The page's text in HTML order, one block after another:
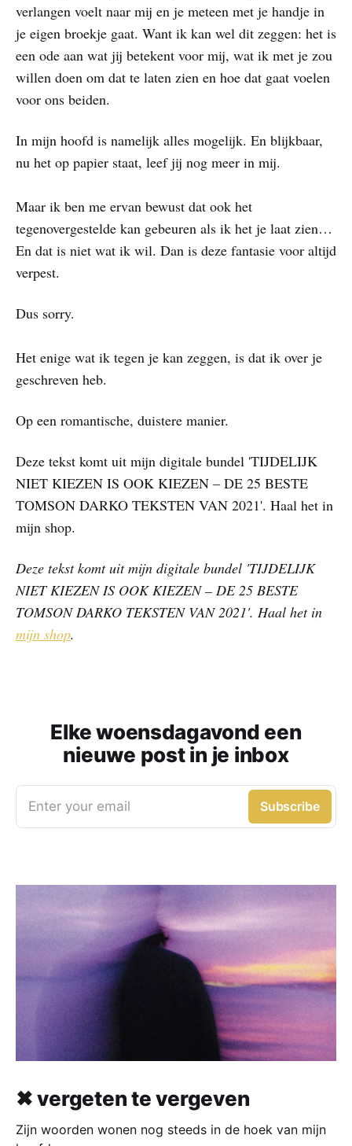
verlangen voelt naar mij en je meteen met je handje in
je eigen broekje gaat. Want ik kan wel dit zeggen: het is
een ode aan wat jij betekent voor mij, wat ik met je zou
willen doen om dat te laten zien en hoe dat gaat voelen
voor ons beiden.
In mijn hoofd is namelijk alles mogelijk. En blijkbaar,
nu het op papier staat, leef jij nog meer in mij.
Maar ik ben me ervan bewust dat ook het
tegenovergestelde kan gebeuren als ik het je laat zien…
En dat is niet wat ik wil. Dan is deze fantasie voor altijd
verpest.
Dus sorry.
Het enige wat ik tegen je kan zeggen, is dat ik over je
geschreven heb.
Op een romantische, duistere manier.
Deze tekst komt uit mijn digitale bundel 'TIJDELIJK
NIET KIEZEN IS OOK KIEZEN – DE 25 BESTE
TOMSON DARKO TEKSTEN VAN 2021'. Haal het in
mijn shop.
Deze tekst komt uit mijn digitale bundel 'TIJDELIJK
NIET KIEZEN IS OOK KIEZEN – DE 25 BESTE
TOMSON DARKO TEKSTEN VAN 2021'. Haal het in
mijn shop.
Elke woensdagavond een
nieuwe post in je inbox
Enter your email Subscribe
✖ vergeten te vergeven
Zijn woorden wonen nog steeds in de hoek van mijn